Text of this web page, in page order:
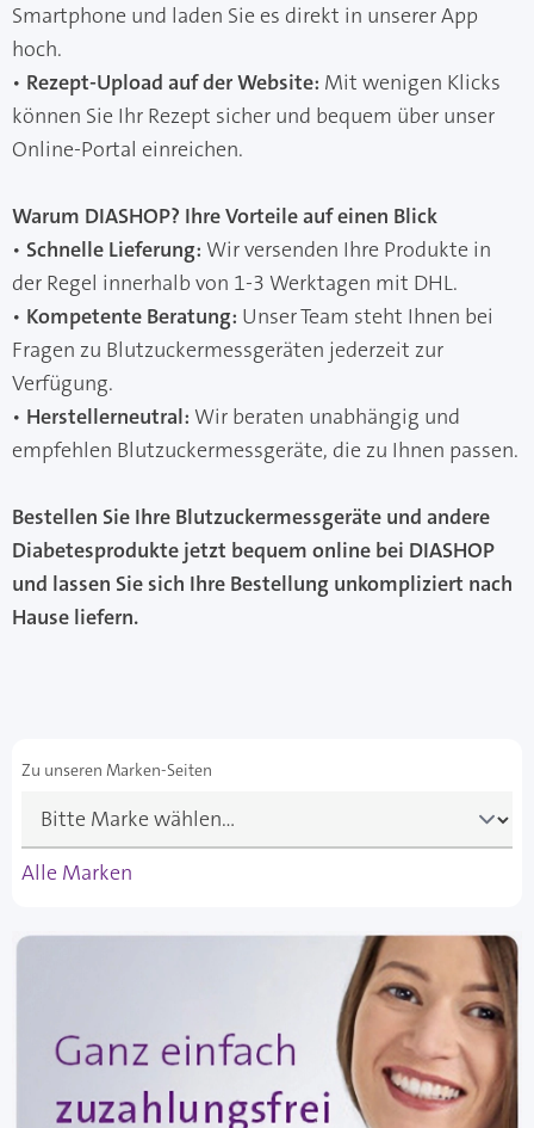
Smartphone und laden Sie es direkt in unserer App
hoch.
• Rezept-Upload auf der Website: Mit wenigen Klicks
können Sie Ihr Rezept sicher und bequem über unser
Online-Portal einreichen.
Warum DIASHOP? Ihre Vorteile auf einen Blick
• Schnelle Lieferung: Wir versenden Ihre Produkte in
der Regel innerhalb von 1-3 Werktagen mit DHL.
• Kompetente Beratung: Unser Team steht Ihnen bei
Fragen zu Blutzuckermessgeräten jederzeit zur
Verfügung.
• Herstellerneutral: Wir beraten unabhängig und
empfehlen Blutzuckermessgeräte, die zu Ihnen passen.
Bestellen Sie Ihre Blutzuckermessgeräte und andere
Diabetesprodukte jetzt bequem online bei DIASHOP
und lassen Sie sich Ihre Bestellung unkompliziert nach
Hause liefern.
Zu unseren Marken-Seiten
Alle Marken